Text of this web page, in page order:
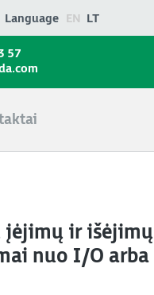
Language EN LT
57
įėjimų ir išėjimų
nuo I/O arba